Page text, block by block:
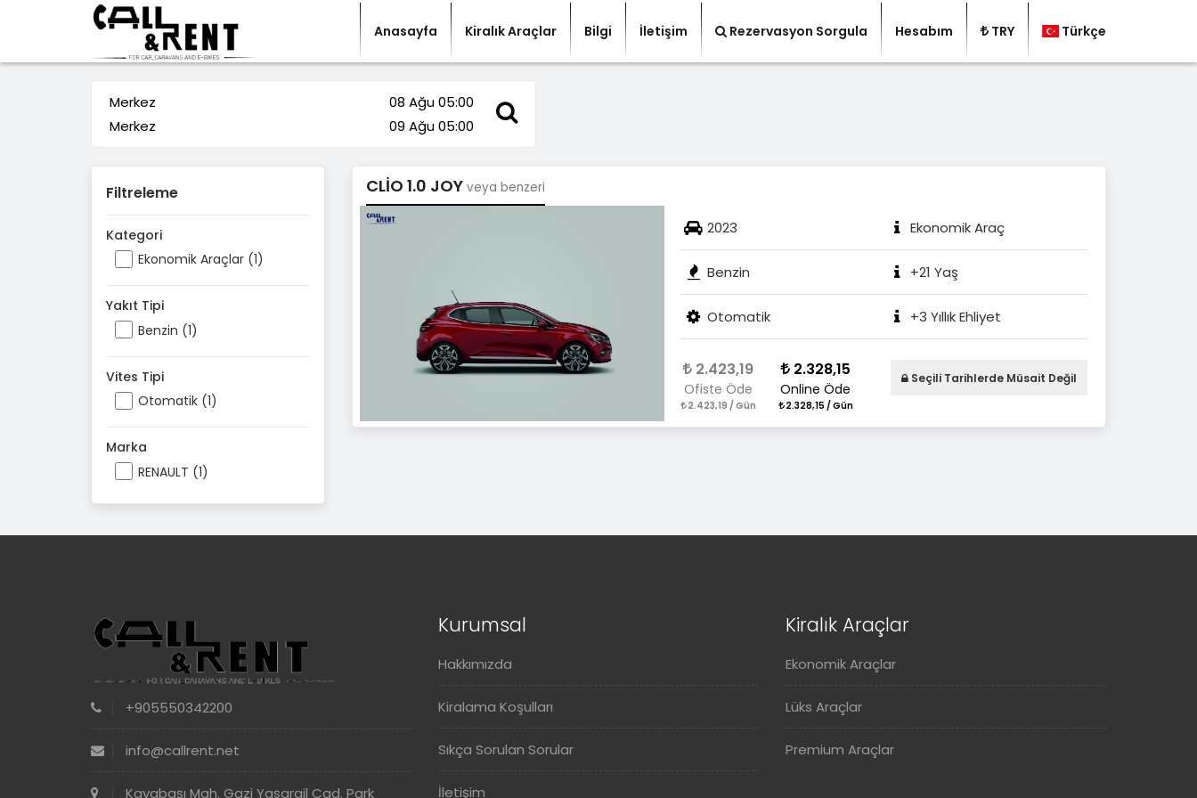
Anasayfa Kiralık Araçlar Bilgi İletişim Rezervasyon Sorgula Hesabım TRY Türkçe
Merkez
08 Ağu 05:00
Merkez
09 Ağu 05:00
Filtreleme
Kategori
Ekonomik Araçlar (1)
Yakıt Tipi
Benzin (1)
Vites Tipi
Otomatik (1)
Marka
RENAULT (1)
CLİO 1.0 JOY veya benzeri
2023 Ekonomik Araç
Benzin +21 Yaş
Otomatik +3 Yıllık Ehliyet
2.423,19
Ofiste Öde
2.423,19 / Gün
2.328,15
Online Öde
2.328,15 / Gün
Seçili Tarihlerde Müsait Değil
+905550342200
info@callrent.net
Kayabaşı Mah. Gazi Yaşargil Cad. Park
Kurumsal
Hakkımızda
Kiralama Koşulları
Sıkça Sorulan Sorular
İletişim
Kiralık Araçlar
Ekonomik Araçlar
Lüks Araçlar
Premium Araçlar